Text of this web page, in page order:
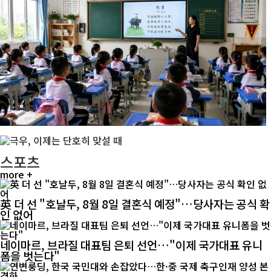
스포츠
more +
英 더 선 "호날두, 8월 8일 결혼식 예정"…당사자는 공식 확
인 없어
네이마르, 브라질 대표팀 은퇴 선언…"이제 국가대표 유니
폼을 벗는다"